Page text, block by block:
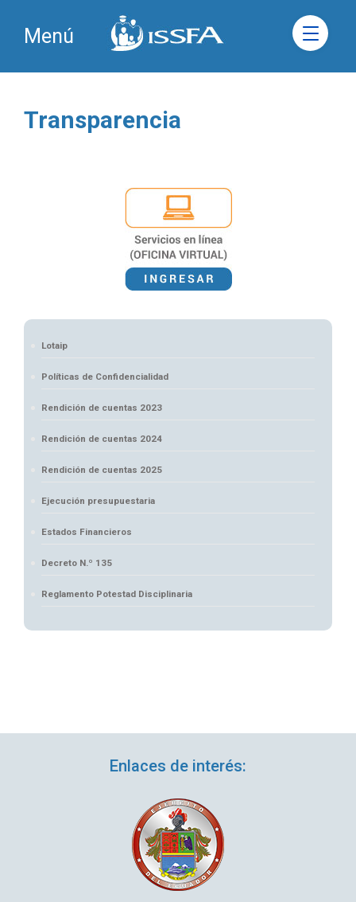
Menú
Transparencia
Lotaip
Políticas de Confidencialidad
Rendición de cuentas 2023
Rendición de cuentas 2024
Rendición de cuentas 2025
Ejecución presupuestaria
Estados Financieros
Decreto N.º 135
Reglamento Potestad Disciplinaria
Enlaces de interés: